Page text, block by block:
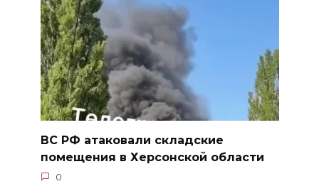
ВС РФ атаковали складские
помещения в Херсонской области
0